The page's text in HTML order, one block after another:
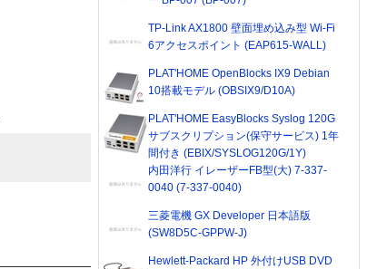
TP-Link AX1800 壁面埋め込み型 Wi-Fi
6アクセスポイント (EAP615-WALL)
PLAT'HOME OpenBlocks IX9 Debian
10搭載モデル (OBSIX9/D10A)
PLAT'HOME EasyBlocks Syslog 120G
サブスクリプション(保守サービス) 1年
間付き (EBIX/SYSLOG120G/1Y)
内田洋行 イレーザーFB型(大) 7-337-
0040 (7-337-0040)
三菱電機 GX Developer 日本語版
(SW8D5C-GPPW-J)
Hewlett-Packard HP 外付けUSB DVD